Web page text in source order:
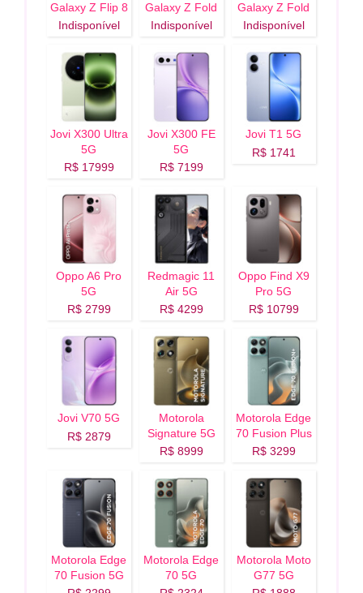
Galaxy Z Flip 8
5G
Indisponível
Galaxy Z Fold
8 Ultra 5G
Indisponível
Galaxy Z Fold
8 5G
Indisponível
Jovi X300 Ultra
5G
R$ 17999
Jovi X300 FE
5G
R$ 7199
Jovi T1 5G
R$ 1741
Oppo A6 Pro
5G
R$ 2799
Redmagic 11
Air 5G
R$ 4299
Oppo Find X9
Pro 5G
R$ 10799
Jovi V70 5G
R$ 2879
Motorola
Signature 5G
R$ 8999
Motorola Edge
70 Fusion Plus
5G
R$ 3299
Motorola Edge
70 Fusion 5G
Motorola Edge
70 5G
Motorola Moto
G77 5G